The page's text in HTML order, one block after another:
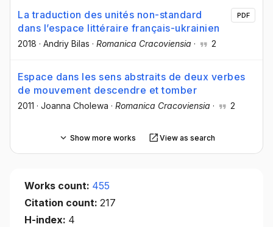
La traduction des unités non-standard
dans l’espace littéraire français-ukrainien
2018 · Andriy Bilas · Romanica Cracoviensia · 2
PDF
Espace dans les sens abstraits de deux verbes
de mouvement descendre et tomber
2011 · Joanna Cholewa · Romanica Cracoviensia · 2
Show more works View as search
Works count: 455
Citation count: 217
H-index: 4